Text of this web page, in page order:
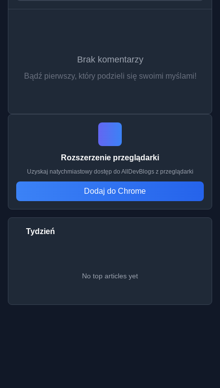
Brak komentarzy
Bądź pierwszy, który podzieli się swoimi myślami!
Rozszerzenie przeglądarki
Uzyskaj natychmiastowy dostęp do AllDevBlogs z przeglądarki
Dodaj do Chrome
Tydzień
No top articles yet